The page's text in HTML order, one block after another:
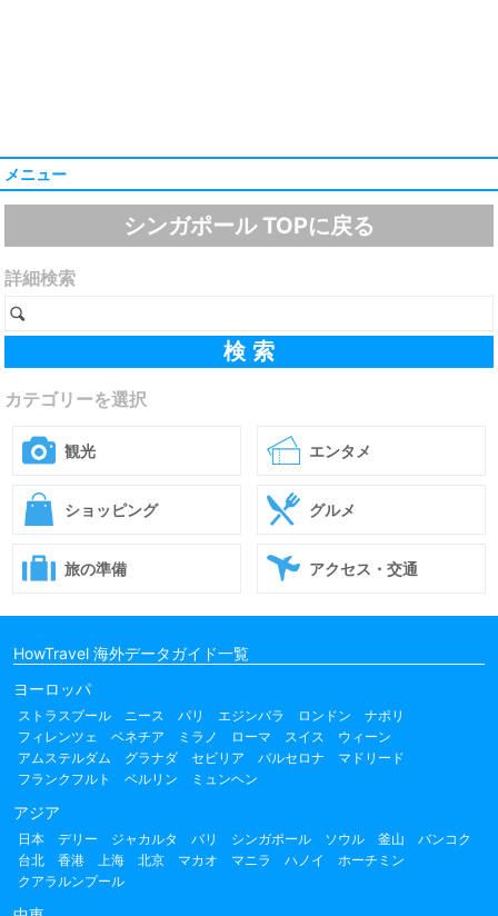
メニュー
シンガポール TOPに戻る
詳細検索
カテゴリーを選択
観光 エンタメ
ショッピング グルメ
旅の準備 アクセス・交通
HowTravel 海外データガイド一覧
ヨーロッパ
ストラスブール ニース パリ エジンバラ ロンドン
ナポリ
フィレンツェ
ベネチア ミラノ ローマ スイス
ウィーン
アムステルダム
グラナダ セビリア バルセロナ
マドリード
フランクフルト
ベルリン ミュンヘン
アジア
日本 デリー ジャカルタ バリ シンガポール ソウル 釜山
バンコク
台北
香港 上海 北京 マカオ マニラ ハノイ
ホーチミン
クアラルンプール